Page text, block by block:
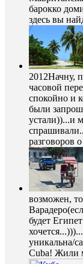
барокко
здесь вы
2012Начну,
часовой
спокойно и
были
устали))...и
разговоров
возможен,
будет
уникальна/
Cuba! Жили